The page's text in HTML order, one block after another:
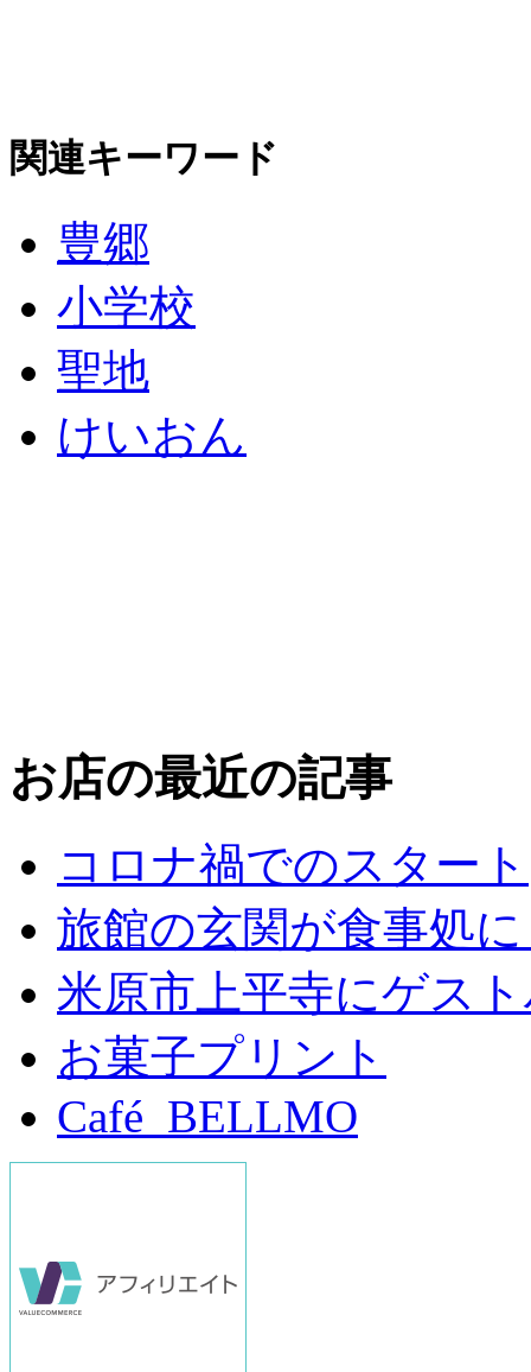
関連キーワード
豊郷
小学校
聖地
けいおん
お店の最近の記事
コロナ禍でのスタート
旅館の玄関が食事処
米原市上平寺にゲス
お菓子プリント
Café BELLMO